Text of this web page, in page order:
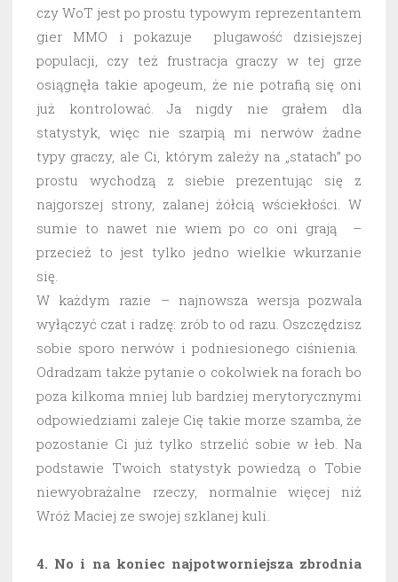
czy WoT jest po prostu typowym reprezentantem
gier MMO i pokazuje plugawość dzisiejszej
populacji, czy też frustracja graczy w tej grze
osiągnęła takie apogeum, że nie potrafią się oni
już kontrolować. Ja nigdy nie grałem dla
statystyk, więc nie szarpią mi nerwów żadne
typy graczy, ale Ci, którym zależy na „statach” po
prostu wychodzą z siebie prezentując się z
najgorszej strony, zalanej żółcią wściekłości. W
sumie to nawet nie wiem po co oni grają –
przecież to jest tylko jedno wielkie wkurzanie
się.
W każdym razie – najnowsza wersja pozwala
wyłączyć czat i radzę: zrób to od razu. Oszczędzisz
sobie sporo nerwów i podniesionego ciśnienia.
Odradzam także pytanie o cokolwiek na forach bo
poza kilkoma mniej lub bardziej merytorycznymi
odpowiedziami zaleje Cię takie morze szamba, że
pozostanie Ci już tylko strzelić sobie w łeb. Na
podstawie Twoich statystyk powiedzą o Tobie
niewyobrażalne rzeczy, normalnie więcej niż
Wróż Maciej ze swojej szklanej kuli.
4. No i na koniec najpotworniejsza zbrodnia